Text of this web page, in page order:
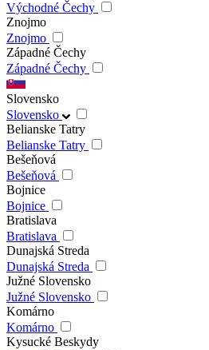
Východné Čechy
Znojmo
Znojmo
Západné Čechy
Západné Čechy
Slovensko
Slovensko
Belianske Tatry
Belianske Tatry
Bešeňová
Bešeňová
Bojnice
Bojnice
Bratislava
Bratislava
Dunajská Streda
Dunajská Streda
Južné Slovensko
Južné Slovensko
Komárno
Komárno
Kysucké Beskydy